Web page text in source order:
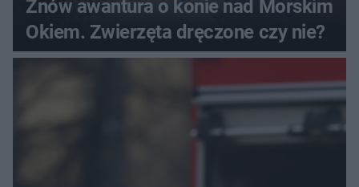
Znów awantura o konie nad Morskim
Okiem. Zwierzęta dręczone czy nie?